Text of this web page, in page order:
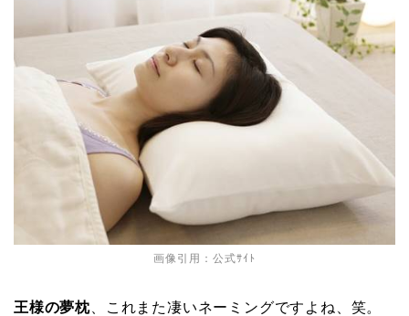
画像引用：公式ｻｲﾄ
王様の夢枕 、これまた凄いネーミングですよね、笑。